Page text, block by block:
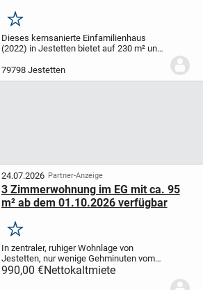
Merken
Dieses kernsanierte Einfamilienhaus
(2022) in Jestetten bietet auf 230 m² und
Mehrgenerationen oder Wohnen &
Arbeiten. Fussbodenheizung auf beiden
79798 Jestetten
24.07.2026 Partner-Anzeige
3 Zimmerwohnung im EG mit ca. 95
m² ab dem 01.10.2026 verfügbar
Merken
In zentraler, ruhiger Wohnlage von
Jestetten, nur wenige Gehminuten vom
Stadtzentrum steht das
990,00 €Nettokaltmiete